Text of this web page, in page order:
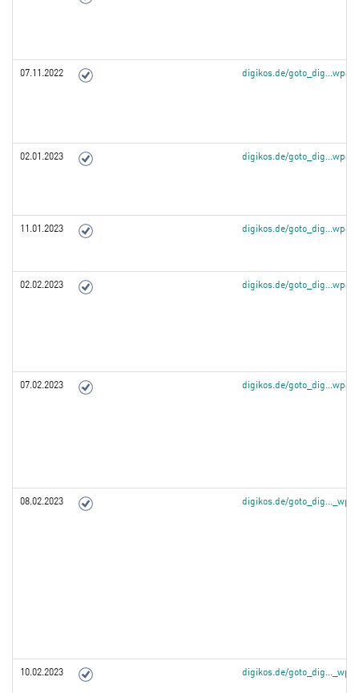
07.11.2022 digikos.de/
02.01.2023 digikos.de/
11.01.2023 digikos.de/
02.02.2023 digikos.de/
07.02.2023 digikos.de/
08.02.2023 digikos.de/
10.02.2023 digikos.de/